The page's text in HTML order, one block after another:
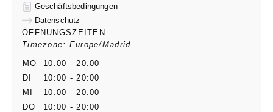
Geschäftsbedingungen
Datenschutz
ÖFFNUNGSZEITEN
Timezone: Europe/Madrid
MO
10:00 - 20:00
DI
10:00 - 20:00
MI
10:00 - 20:00
DO
10:00 - 20:00